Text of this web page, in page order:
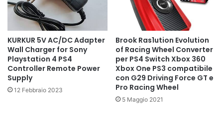
KURKUR 5V AC/DC Adapter
Wall Charger for Sony
Playstation 4 PS4
Controller Remote Power
Supply
12 Febbraio 2023
Brook Ras1ution Evolution
of Racing Wheel Converter
per PS4 Switch Xbox 360
Xbox One PS3 compatibile
con G29 Driving Force GT e
Pro Racing Wheel
5 Maggio 2021